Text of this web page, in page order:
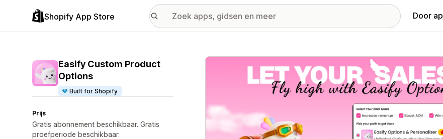
Shopify App Store Door
Easify Custom Product
Options
Built for Shopify
Prijs
Gratis abonnement beschikbaar. Gratis
proefperiode beschikbaar.
Galerij met uitgelichte afbeeldingen